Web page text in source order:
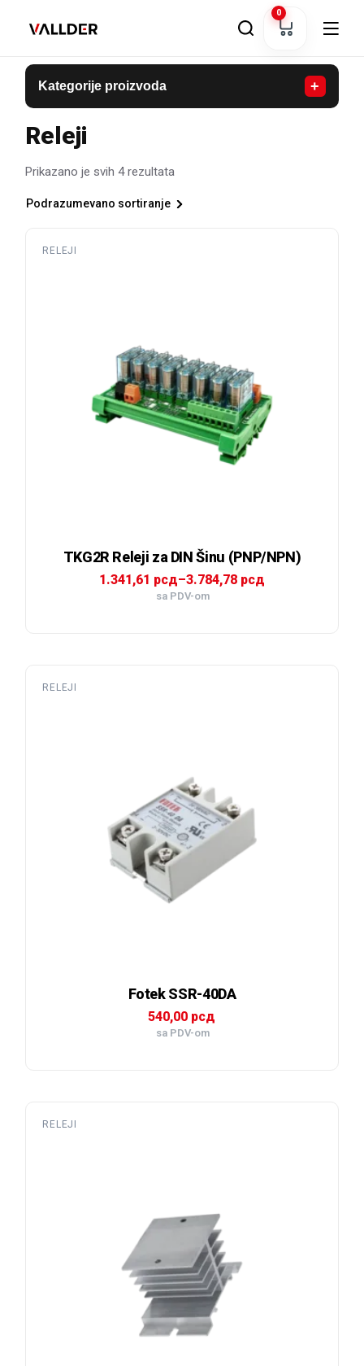
0
Releji
Prikazano je svih 4 rezultata
Podrazumevano sortiranje
RELEJI
TKG2R Releji za DIN Šinu (PNP/NPN)
1.341,61 рсд–3.784,78 рсд
Raspon
cena:
od
sa PDV-om
RELEJI
Fotek SSR-40DA
540,00 рсд
sa PDV-om
RELEJI
Kategorije proizvoda +